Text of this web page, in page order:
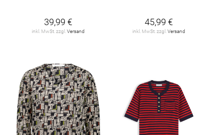
39,99 €
inkl. MwSt. zzgl.Versand
45,99 €
inkl. MwSt. zzgl.Versand